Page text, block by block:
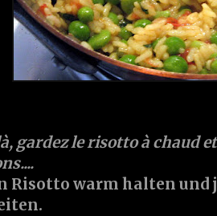
gardez le risotto à chaud
Risotto warm halten und